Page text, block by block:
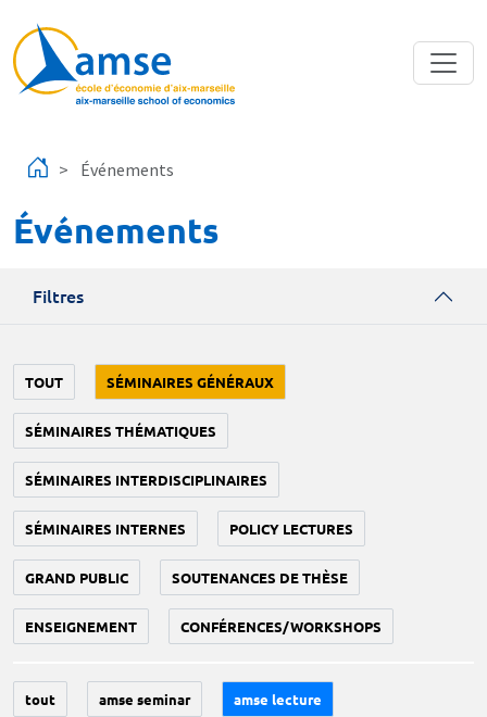
Événements
Événements
Filtres
TOUT SÉMINAIRES GÉNÉRAUX
SÉMINAIRES THÉMATIQUES
SÉMINAIRES INTERDISCIPLINAIRES
SÉMINAIRES INTERNES POLICY LECTURES
GRAND PUBLIC SOUTENANCES DE THÈSE
ENSEIGNEMENT CONFÉRENCES/WORKSHOPS
tout amse seminar amse lecture